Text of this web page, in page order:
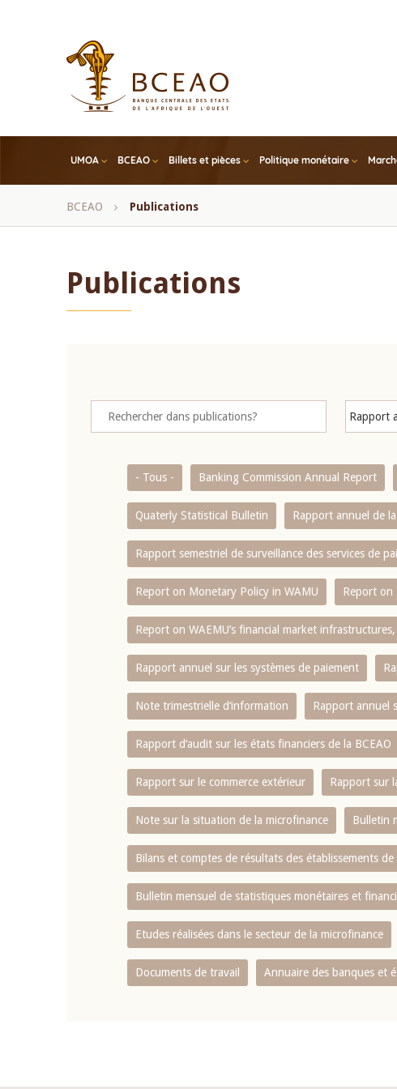
UMOA BCEAO Billets et pièces Politique monétaire
Fil
BCEAO Publications
Publications
- Tous - Banking Commission Annual Report
Quaterly Statistical Bulletin Rapport annuel de
Rapport semestriel de surveillance des services de
Report on Monetary Policy in WAMU Report on
Report on WAEMU’s financial market
Rapport annuel sur les systèmes de paiement
Note trimestrielle d‘information Rapport annuel
Rapport d‘audit sur les états financiers de la BCEAO
Rapport sur le commerce extérieur Rapport sur
Note sur la situation de la microfinance Bulletin
Bilans et comptes de résultats des établissements de
Bulletin mensuel de statistiques monétaires et
Etudes réalisées dans le secteur de la microfinance
Documents de travail Annuaire des banques et